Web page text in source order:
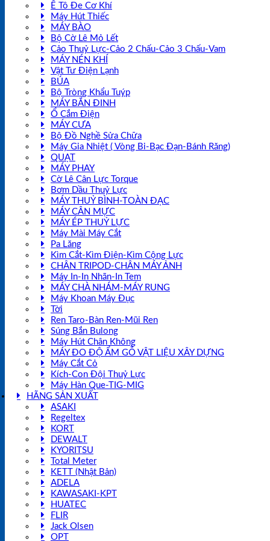
Ê Tô Đe Cơ Khí
Máy Hút Thiếc
MÁY BÀO
Bộ Cờ Lê Mỏ Lết
Cảo Thuỷ Lực-Cảo 2 Chấu-Cảo 3 Chấu-Vam
MÁY NÉN KHÍ
Vật Tư Điện Lạnh
BÚA
Bộ Tròng Khẩu Tuýp
MÁY BẮN ĐINH
Ổ Cắm Điện
MÁY CƯA
Bộ Đồ Nghề Sửa Chữa
Máy Gia Nhiệt ( Vòng Bi-Bạc Đạn-Bánh Răng)
QUẠT
MÁY PHAY
Cờ Lê Cân Lực Torque
Bơm Dầu Thuỷ Lực
MÁY THUỶ BÌNH-TOÀN ĐẠC
MÁY CÂN MỰC
MÁY ÉP THUỶ LỰC
Máy Mài Máy Cắt
Pa Lăng
Kìm Cắt-Kìm Điện-Kìm Cộng Lực
CHÂN TRIPOD-CHÂN MÁY ẢNH
Máy In-In Nhãn-In Tem
MÁY CHÀ NHÁM-MÁY RUNG
Máy Khoan Máy Đục
Tời
Ren Taro-Bàn Ren-Mũi Ren
Súng Bắn Bulong
Máy Hút Chân Không
MÁY ĐO ĐỘ ẨM GỖ VẬT LIỆU XÂY DỰNG
Máy Cắt Cỏ
Kích-Con Đội Thuỷ Lực
Máy Hàn Que-TIG-MIG
HÃNG SẢN XUẤT
ASAKI
Regeltex
KORT
DEWALT
KYORITSU
Total Meter
KETT (Nhật Bản)
ADELA
KAWASAKI-KPT
HUATEC
FLIR
Jack Olsen
OPT